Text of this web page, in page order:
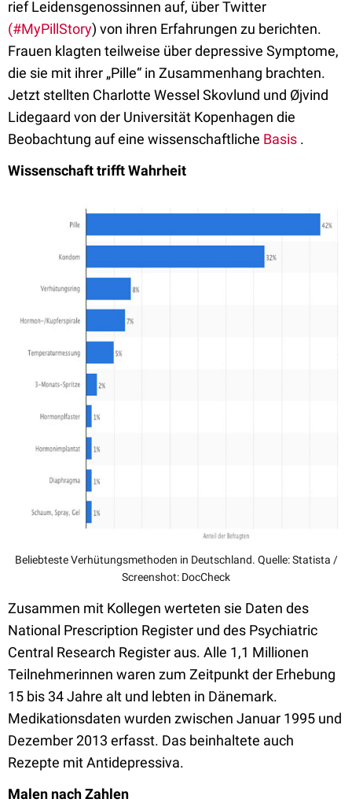
rief Leidensgenossinnen auf, über Twitter
(#MyPillStory) von ihren Erfahrungen zu berichten.
Frauen klagten teilweise über depressive Symptome,
die sie mit ihrer „Pille“ in Zusammenhang brachten.
Jetzt stellten Charlotte Wessel Skovlund und Øjvind
Lidegaard von der Universität Kopenhagen die
Beobachtung auf eine wissenschaftliche Basis .
Wissenschaft trifft Wahrheit
Beliebteste Verhütungsmethoden in Deutschland. Quelle: Statista /
Screenshot: DocCheck
Zusammen mit Kollegen werteten sie Daten des
National Prescription Register und des Psychiatric
Central Research Register aus. Alle 1,1 Millionen
Teilnehmerinnen waren zum Zeitpunkt der Erhebung
15 bis 34 Jahre alt und lebten in Dänemark.
Medikationsdaten wurden zwischen Januar 1995 und
Dezember 2013 erfasst. Das beinhaltete auch
Rezepte mit Antidepressiva.
Malen nach Zahlen